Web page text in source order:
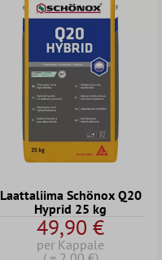
Laattaliima Schönox Q20
Hyprid 25 kg
49,90 €
per Kappale